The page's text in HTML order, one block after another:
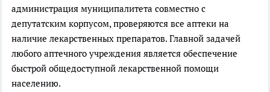
администрация муниципалитета совместно с
депутатским корпусом, проверяются все аптеки на
наличие лекарственных препаратов. Главной задачей
любого аптечного учреждения является обеспечение
быстрой общедоступной лекарственной помощи
населению.